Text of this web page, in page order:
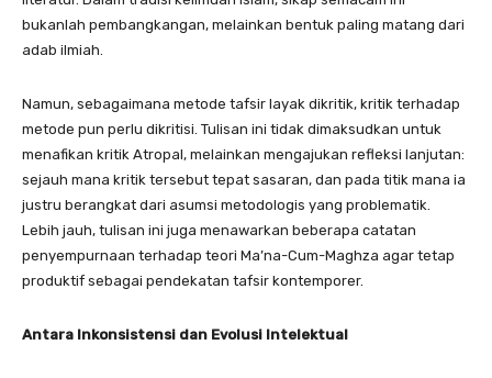
bukanlah pembangkangan, melainkan bentuk paling matang dari
adab ilmiah.
Namun, sebagaimana metode tafsir layak dikritik, kritik terhadap
metode pun perlu dikritisi. Tulisan ini tidak dimaksudkan untuk
menafikan kritik Atropal, melainkan mengajukan refleksi lanjutan:
sejauh mana kritik tersebut tepat sasaran, dan pada titik mana ia
justru berangkat dari asumsi metodologis yang problematik.
Lebih jauh, tulisan ini juga menawarkan beberapa catatan
penyempurnaan terhadap teori Ma’na-Cum-Maghza agar tetap
produktif sebagai pendekatan tafsir kontemporer.
Antara Inkonsistensi dan Evolusi Intelektual